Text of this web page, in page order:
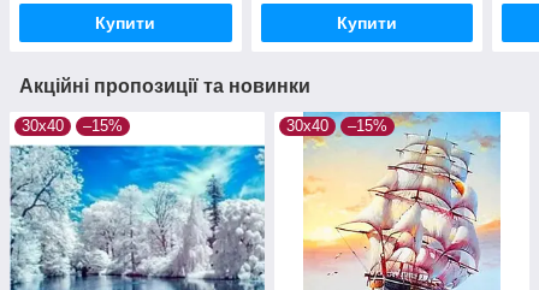
Купити Купити
Акційні пропозиції та новинки
30х40 –15% 30х40 –15%